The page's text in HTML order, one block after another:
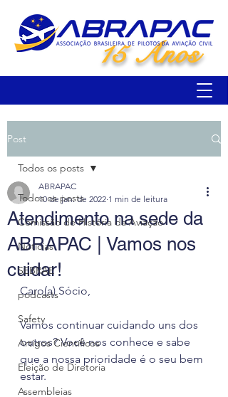
15 Anos
Post
Todos os posts
Comissão de História da Aviação
Notícias
SEBRAE
podcasts
Safety
Artigos Científicos
Eleição de Diretoria
Assembleias
Todos os posts
Atendimento na sede da
ABRAPAC | Vamos nos
cuidar!
ABRAPAC
10 de jan. de 2022 1 min de leitura
Caro(a) Sócio,
Vamos continuar cuidando uns dos
outros? Você nos conhece e sabe
que a nossa prioridade é o seu bem
estar.